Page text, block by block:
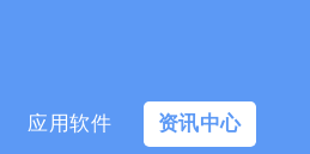
应用软件 资讯中心